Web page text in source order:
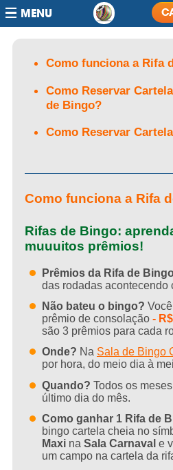
MENU
Como Funcionam as
Como funciona a Rifa
Como Reservar
de Bingo?
Como Reservar
Como funciona a Rifa
Rifas de Bingo:
muuuitos prêmios!
Prêmios da Rifa de
das rodadas acontecendo
Não bateu o bingo?
prêmio de consolação-
são 3 prêmios para cada
Onde? Na Sala de Bingo
por hora, do meio dia à
Quando? Todos os
último dia do mês.
Como ganhar 1 Rifa de
bingo cartela cheia no
Maxi na Sala Carnaval e
um campo na cartela da